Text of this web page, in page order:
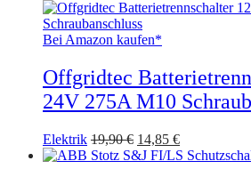
Bei Amazon kaufen*
Offgridtec
24V 275A M10
Elektrik 19,90€ Ursprünglicher
Preis
14,85 €Aktueller
Preis